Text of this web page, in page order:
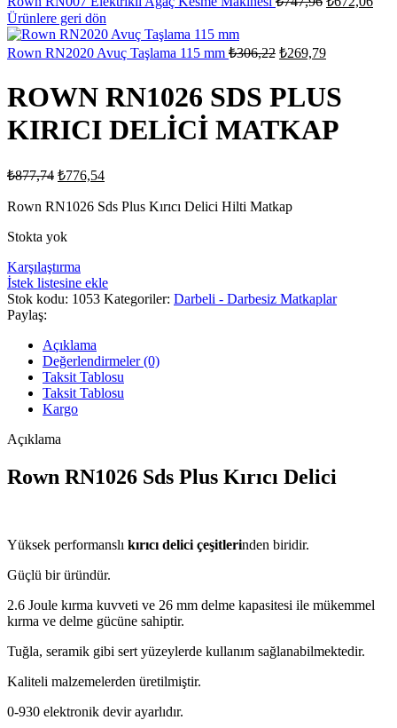
Ürünlere geri dön
Rown RN2020 Avuç Taşlama 115 mm ₺306,22 Orijinal
₺269,79Şu
₺269,79.
ROWN RN1026 SDS PLUS
KIRICI DELİCİ MATKAP
₺877,74 Orijinal
₺877,74.
₺776,54
fiyat:
Rown RN1026 Sds Plus Kırıcı Delici Hilti Matkap
Stokta yok
Karşılaştırma
İstek listesine ekle
Stok kodu: 1053 Kategoriler: Darbeli - Darbesiz Matkaplar
Paylaş:
Açıklama
Değerlendirmeler (0)
Taksit Tablosu
Taksit Tablosu
Kargo
Açıklama
Rown RN1026 Sds Plus Kırıcı Delici
Yüksek performanslı kırıcı delici çeşitlerinden biridir.
Güçlü bir üründür.
2.6 Joule kırma kuvveti ve 26 mm delme kapasitesi ile mükemmel
kırma ve delme gücüne sahiptir.
Tuğla, seramik gibi sert yüzeylerde kullanım sağlanabilmektedir.
Kaliteli malzemelerden üretilmiştir.
0-930 elektronik devir ayarlıdır.